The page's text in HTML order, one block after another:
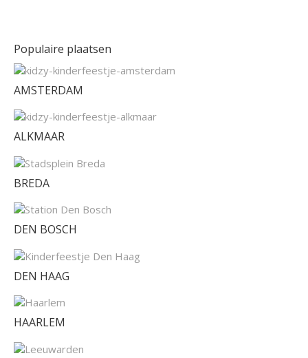
Populaire plaatsen
AMSTERDAM
ALKMAAR
BREDA
DEN BOSCH
DEN HAAG
HAARLEM